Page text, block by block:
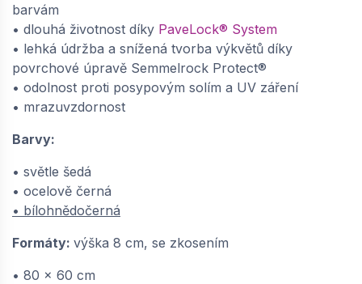
SEMMELROCK SENSO GRANDE /
velkoformátová dlažba 80x60x8 cm,
Semmelrock Protect - bílohnědočerná |
648696740
dodání do cca 6 týdnů
barvám
• dlouhá životnost díky PaveLock® System
• lehká údržba a snížená tvorba výkvětů díky
povrchové úpravě Semmelrock Protect®
• odolnost proti posypovým solím a UV záření
• mrazuvzdornost
Barvy:
• světle šedá
• ocelově černá
• bílohnědočerná
Formáty: výška 8 cm, se zkosením
• 80 x 60 cm